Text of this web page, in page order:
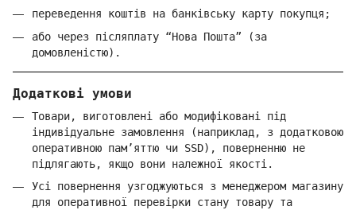
переведення коштів на банківську карту покупця;
або через післяплату “Нова Пошта” (за
домовленістю).
Додаткові умови
Товари, виготовлені або модифіковані під
індивідуальне замовлення (наприклад, з додатковою
оперативною пам’яттю чи SSD), поверненню не
підлягають, якщо вони належної якості.
Усі повернення узгоджуються з менеджером магазину
для оперативної перевірки стану товару та